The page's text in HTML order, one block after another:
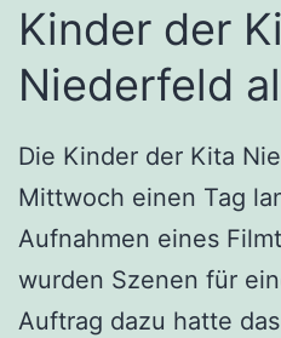
Kinder der
Niederfeld
Die Kinder der Kita
Mittwoch einen Tag
Aufnahmen eines
wurden Szenen für
Auftrag dazu hatte